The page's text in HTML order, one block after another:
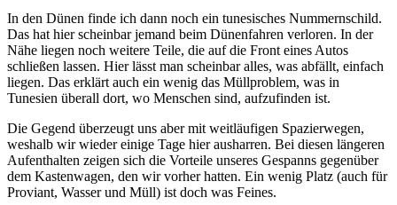
In den Dünen finde ich dann noch ein tunesisches Nummernschild.
Das hat hier scheinbar jemand beim Dünenfahren verloren. In der
Nähe liegen noch weitere Teile, die auf die Front eines Autos
schließen lassen. Hier lässt man scheinbar alles, was abfällt, einfach
liegen. Das erklärt auch ein wenig das Müllproblem, was in
Tunesien überall dort, wo Menschen sind, aufzufinden ist.
Die Gegend überzeugt uns aber mit weitläufigen Spazierwegen,
weshalb wir wieder einige Tage hier ausharren. Bei diesen längeren
Aufenthalten zeigen sich die Vorteile unseres Gespanns gegenüber
dem Kastenwagen, den wir vorher hatten. Ein wenig Platz (auch für
Proviant, Wasser und Müll) ist doch was Feines.